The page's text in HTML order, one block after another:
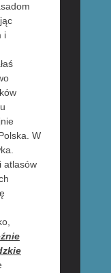
i
W
atlasów